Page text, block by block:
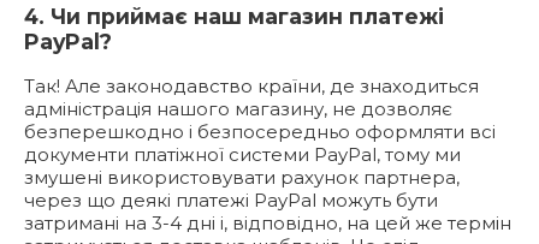
4. Чи приймає наш магазин платежі
PayPal?
Так! Але законодавство країни, де знаходиться
адміністрація нашого магазину, не дозволяє
безперешкодно і безпосередньо оформляти всі
документи платіжної системи PayPal, тому ми
змушені використовувати рахунок партнера,
через що деякі платежі PayPal можуть бути
затримані на 3-4 дні і, відповідно, на цей же термін